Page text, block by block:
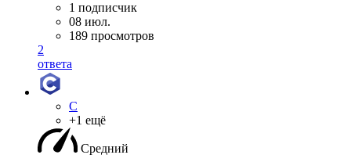
1 подписчик
08 июл.
189 просмотров
2
ответа
C
+1 ещё
Средний